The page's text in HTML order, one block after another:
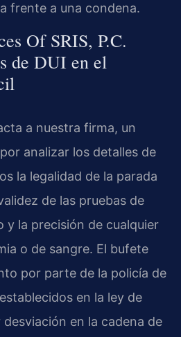
frente a una condena.
Of SRIS, P.C.
de DUI en el
a nuestra firma, un
analizar los detalles de
la legalidad de la parada
de las pruebas de
y la precisión de cualquier
o de sangre. El bufete
por parte de la policía de
en la ley de
en la cadena de